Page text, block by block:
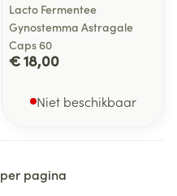
Lacto Fermentee
Gynostemma Astragale
Caps 60
€ 18,00
Niet beschikbaar
per pagina